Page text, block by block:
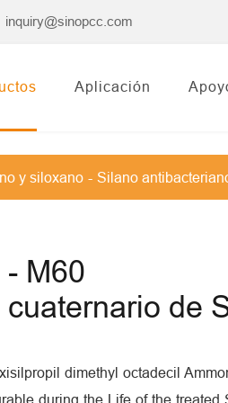
inquiry@sinopcc.com
Aplicación
y siloxano Silano
M60
de
dimethyl octadecil
during the Life of the treated